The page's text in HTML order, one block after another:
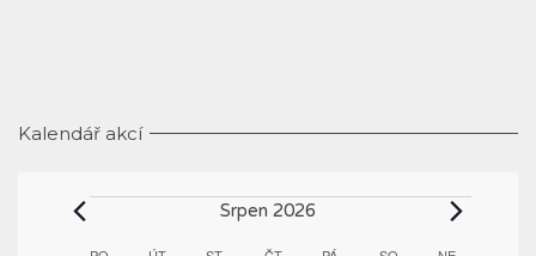
Kalendář akcí
Akce Srpen 2026